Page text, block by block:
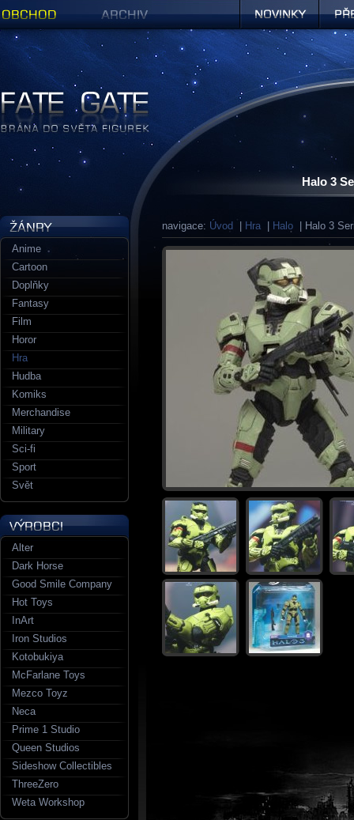
Halo 3
navigace: Úvod Hra Halo | Halo 3
Anime
Cartoon
Doplňky
Fantasy
Film
Horor
Hra
Hudba
Komiks
Merchandise
Military
Sci-fi
Sport
Svět
Alter
Dark Horse
Good Smile Company
Hot Toys
InArt
Iron Studios
Kotobukiya
McFarlane Toys
Mezco Toyz
Neca
Prime 1 Studio
Queen Studios
Sideshow Collectibles
ThreeZero
Weta Workshop
Figurky a sošky | Fate Gate